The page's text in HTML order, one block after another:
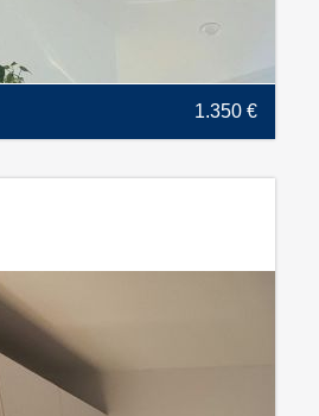
1.350 €